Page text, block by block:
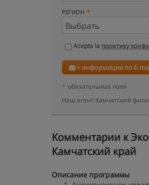
РЕГИОН
Acepta la политику
+ информация по E-
* обязательные поля
Наш агент Камчатский
Kомментарии к
Камчатский край
Описание программы